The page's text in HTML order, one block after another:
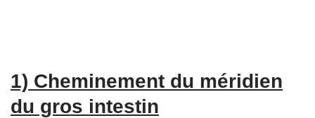
1) Cheminement du méridien
du gros intestin